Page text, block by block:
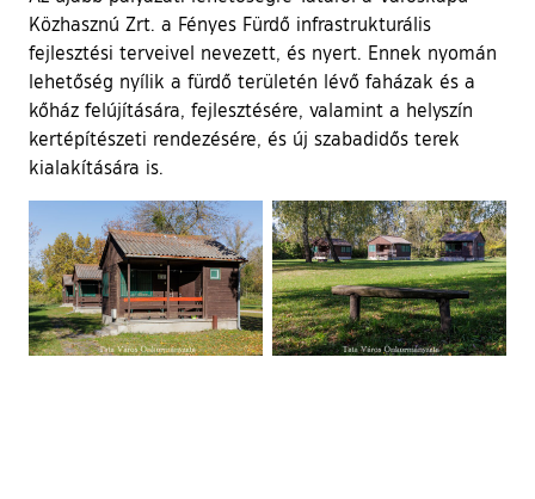
Közhasznú Zrt. a Fényes Fürdő infrastrukturális
fejlesztési terveivel nevezett, és nyert. Ennek nyomán
lehetőség nyílik a fürdő területén lévő faházak és a
kőház felújítására, fejlesztésére, valamint a helyszín
kertépítészeti rendezésére, és új szabadidős terek
kialakítására is.
Ugrás a galéria utánra